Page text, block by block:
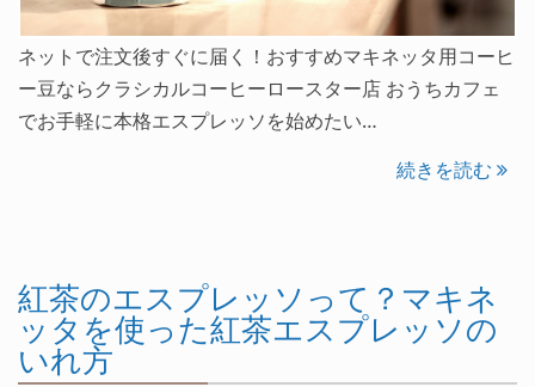
ネットで注文後すぐに届く！おすすめマキネッタ用コーヒ
ー豆ならクラシカルコーヒーロースター店 おうちカフェ
でお手軽に本格エスプレッソを始めたい…
続きを読む
紅茶のエスプレッソって？マキネ
ッタを使った紅茶エスプレッソの
いれ方